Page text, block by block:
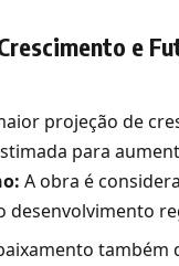
e
projeção de
para
A obra é
desenvolvimento
também